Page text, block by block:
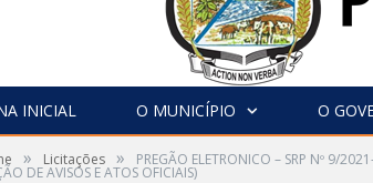
INICIAL O MUNICÍPIO O
» Licitações » PREGÃO ELETRONICO – SRP Nº 9/
DE AVISOS E ATOS OFICIAIS)